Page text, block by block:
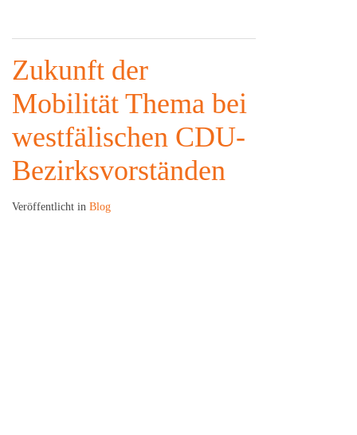
Zukunft der
Mobilität Thema bei
westfälischen CDU-
Bezirksvorständen
Veröffentlicht in Blog